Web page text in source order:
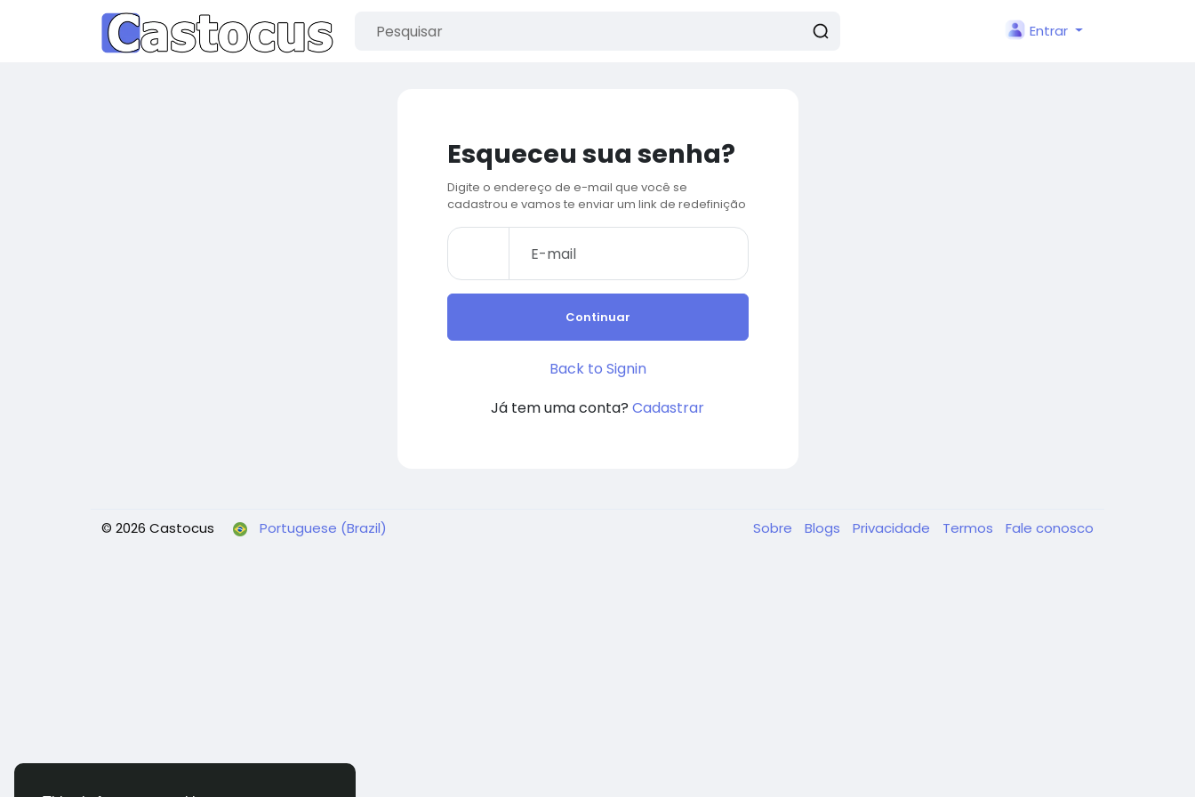
Entrar
Esqueceu sua senha?
Digite o endereço de e-mail que você se
cadastrou e vamos te enviar um link de redefinição
Continuar
Back to Signin
Já tem uma conta? Cadastrar
© 2026 Castocus Portuguese (Brazil) Sobre Blogs Privacidade Termos Fale conosco